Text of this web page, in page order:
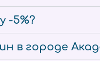
-5%?
в городе